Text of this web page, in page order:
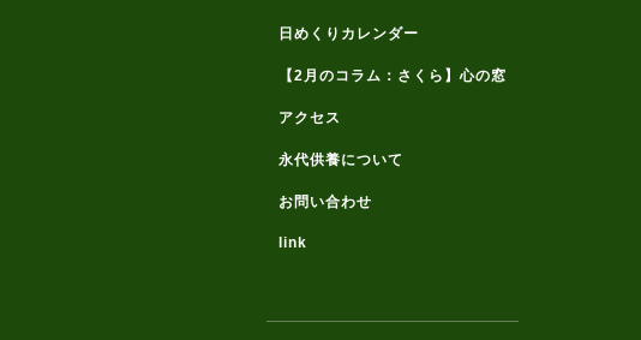
日めくりカレンダー
【2月のコラム：さくら】心の窓
アクセス
永代供養について
お問い合わせ
link